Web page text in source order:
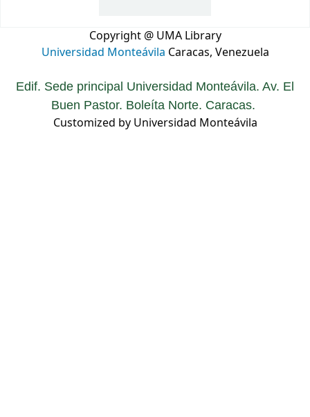
Copyright @ UMA Library
Universidad Monteávila Caracas, Venezuela
Edif. Sede principal Universidad Monteávila. Av. El
Buen Pastor. Boleíta Norte. Caracas.
Customized by Universidad Monteávila